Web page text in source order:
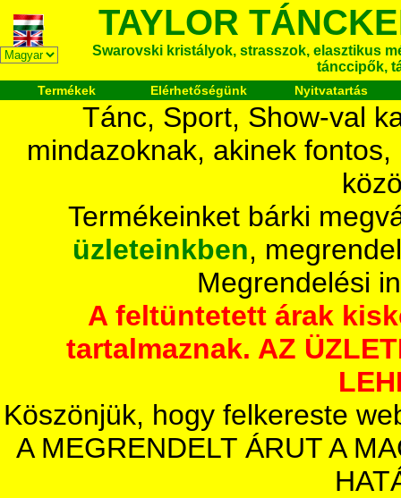
TAYLOR
Swarovski kristályok, strasszok, elasztikus
tánccipők,
Termékek Elérhetőségünk Nyitvatartás
Tánc, Sport, Show-val
mindazoknak, akinek
Termékeinket bárki
üzleteinkben,
Megrendelési
A feltüntetett árak
tartalmaznak. AZ
Köszönjük, hogy felkereste
A MEGRENDELT ÁRUT A